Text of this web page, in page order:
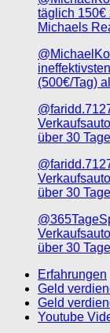
täglich 150€
Michaels
(500€/Tag)
über 30 Tage
über 30 Tage
über 30 Tage
Erfahrungen
Geld
Geld
Youtube